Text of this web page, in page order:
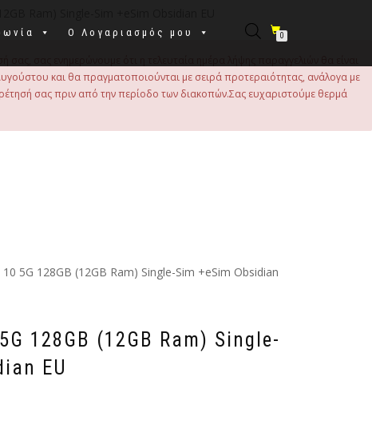
Ο Λογαριασμός μου 0
και θα πραγματοποιούνται με σειρά προτεραιότητας, ανάλογα με
σας πριν από την περίοδο των διακοπών.Σας ευχαριστούμε θερμά
5G 128GB (12GB Ram) Single-Sim +eSim Obsidian
128GB (12GB Ram) Single-
EU